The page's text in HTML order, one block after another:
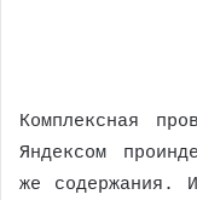
Комплексная
Яндексом
же содержания.